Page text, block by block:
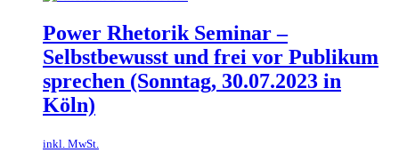
Power Rhetorik Seminar –
Selbstbewusst und frei vor Publikum
sprechen​ (Sonntag, 30.07.2023 in
Köln)
inkl. MwSt.